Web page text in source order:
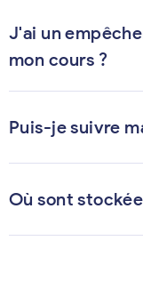
J'ai un
mon cours ?
Puis-je suivre
Où sont